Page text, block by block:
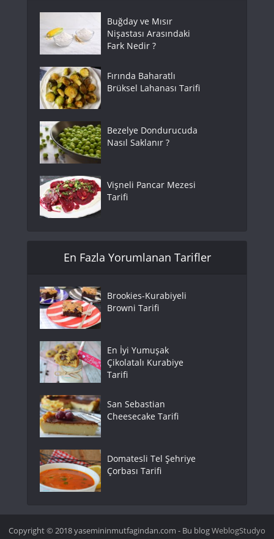
Buğday ve Mısır
Nişastası Arasındaki
Fark Nedir ?
Fırında Baharatlı
Brüksel Lahanası Tarifi
Bezelye Dondurucuda
Nasıl Saklanır ?
Vişneli Pancar Mezesi
Tarifi
En Fazla Yorumlanan Tarifler
Brookies-Kurabiyeli
Browni Tarifi
En İyi Yumuşak
Çikolatalı Kurabiye
Tarifi
San Sebastian
Cheesecake Tarifi
Domatesli Tel Şehriye
Çorbası Tarifi
Copyright © 2018 yasemininmutfagindan.com - Bu blogWeblogStudyo